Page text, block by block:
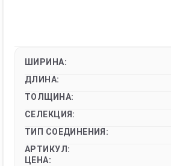
ШИРИНА:
ДЛИНА:
ТОЛЩИНА:
СЕЛЕКЦИЯ:
ТИП СОЕДИНЕНИЯ:
АРТИКУЛ:
ЦЕНА: